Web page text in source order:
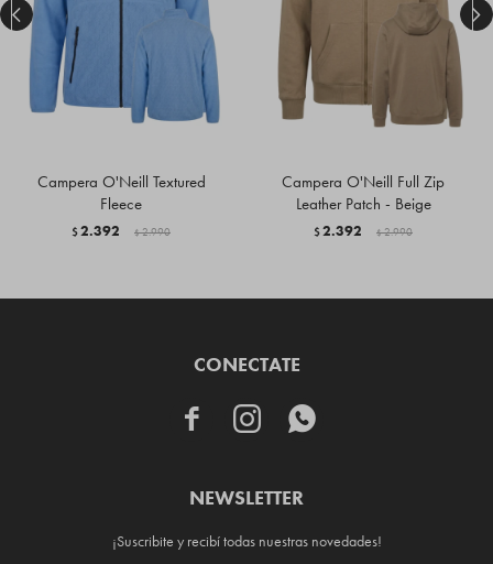
Campera O'Neill Textured
Fleece
$2.392 $ 2.990
Campera O'Neill Full Zip
Leather Patch - Beige
$2.392 $ 2.990
 
CONECTATE
  
NEWSLETTER
¡Suscribite y recibí todas nuestras novedades!